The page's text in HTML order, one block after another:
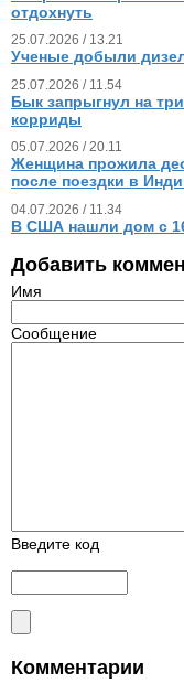
отдохнуть
25.07.2026 / 13.21
Ученые добыли
25.07.2026 / 11.54
Бык запрыгнул на
корриды
05.07.2026 / 20.11
Женщина прожила
после поездки в
04.07.2026 / 11.34
В США нашли дом с
Добавить
Имя
Сообщение
Введите код
Комментарии